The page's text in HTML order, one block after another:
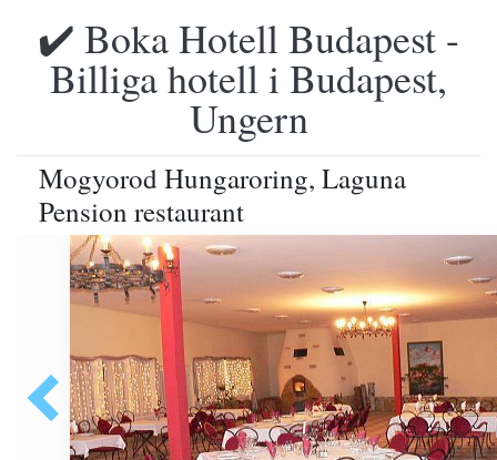
✔️ Boka Hotell Budapest -
Billiga hotell i Budapest,
Ungern
Mogyorod Hungaroring, Laguna
Pension restaurant